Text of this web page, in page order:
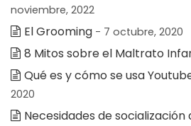
noviembre, 2022
El Grooming - 7 octubre, 2020
8 Mitos sobre el Maltrato
Qué es y cómo se usa
2020
Necesidades de socialización